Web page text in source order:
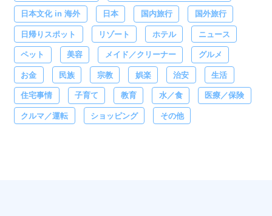
日本文化 in 海外 日本 国内旅行 国外旅行
日帰りスポット リゾート ホテル ニュース
ペット 美容 メイド／クリーナー グルメ
お金 民族 宗教 娯楽 治安 生活
住宅事情 子育て 教育 水／食 医療／保険
クルマ／運転 ショッピング その他